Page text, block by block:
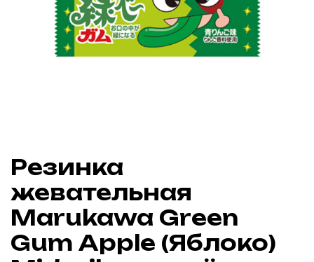
Резинка
жевательная
Marukawa Green
Gum Apple (Яблоко)